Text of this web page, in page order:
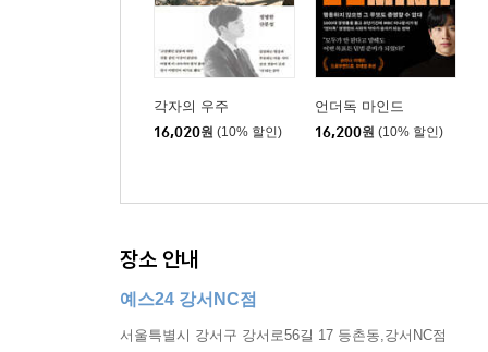
각자의 우주
16,020원 (10% 할인)
언더독 마인드
16,200원 (10% 할인)
장소 안내
예스24 강서NC점
서울특별시 강서구 강서로56길 17 등촌동,강서NC점